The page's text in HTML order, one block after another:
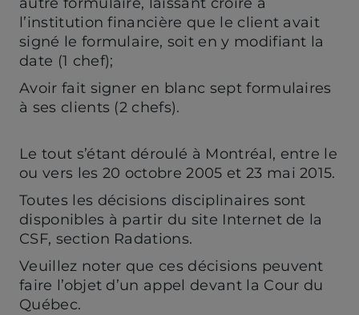
l’institution financière que le client avait
signé le formulaire, soit en y modifiant la
date (1 chef);
Avoir fait signer en blanc sept formulaires
à ses clients (2 chefs).
Le tout s’étant déroulé à Montréal, entre le
ou vers les 20 octobre 2005 et 23 mai 2015.
Toutes les décisions disciplinaires sont
disponibles à partir du site Internet de la
CSF, section Radations.
Veuillez noter que ces décisions peuvent
faire l’objet d’un appel devant la Cour du
Québec.